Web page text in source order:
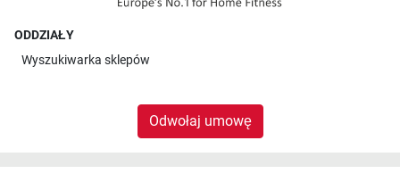
ODDZIAŁY
Wyszukiwarka sklepów
Odwołaj umowę